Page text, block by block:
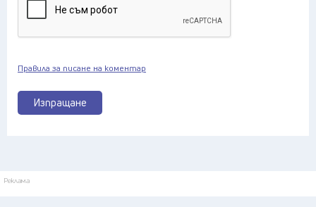
Изпращане
Правила за писане на коментар
Реклама